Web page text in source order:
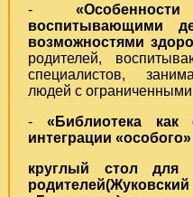
-
воспитывающими
возможностями
родителей,
специалистов,
людей с
- « Библиотека как
интеграции
круглый стол для